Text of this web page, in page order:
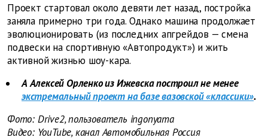
Проект стартовал около девяти лет назад, постройка
заняла примерно три года. Однако машина продолжает
эволюционировать (из последних апгрейдов — смена
подвески на спортивную «Автопродукт») и жить
активной жизнью шоу-кара.
А Алексей Орленко из Ижевска построил не менее
экстремальный проект на базе вазовской «классики».
Фото: Drive2, пользователь ingonyama
Видео: YouTube, канал Автомобильная Россия